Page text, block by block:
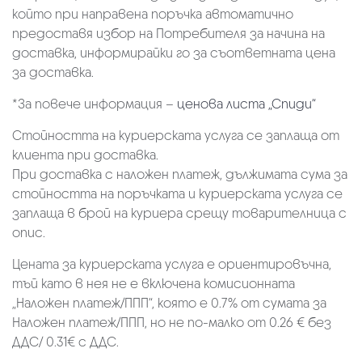
който при направена поръчка автоматично
предоставя избор на Потребителя за начина на
доставка, информирайки го за съответната цена
за доставка.
*За повече информация – ценова листа „Спиди“
Стойността на куриерската услуга се заплаща от
клиента при доставка.
При доставка с наложен платеж, дължимата сума за
стойността на поръчката и куриерската услуга се
заплаща в брой на куриера срещу товарителница с
опис.
Цената за куриерската услуга е ориентировъчна,
тъй като в нея не е включена комисионната
„Наложен платеж/ППП“, която е 0.7% от сумата за
Наложен платеж/ППП, но не по-малко от 0.26 € без
ДДС/ 0.31€ с ДДС.